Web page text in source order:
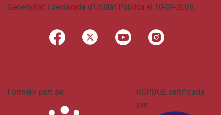
Generalitat i declarada d’Utilitat Pública el 10-09-2008.
Formem part de:
RGPDUE certificada
per: